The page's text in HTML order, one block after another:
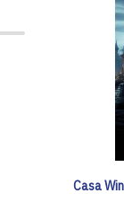
Casa